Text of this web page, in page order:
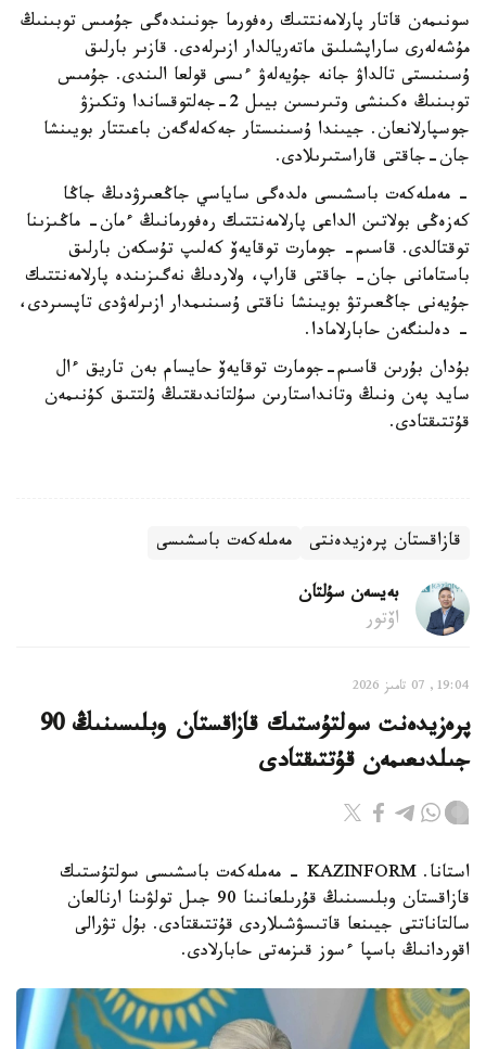
سونىمەن قاتار پارلامەنتتىك رەفورما جونىندەگى جۇمىس توبىنىڭ
مۇشەلەرى ساراپشىلىق ماتەريالدار ازىرلەدى. قازىر بارلىق
ۇسىنىستى تالداۋ جانە جۇيەلەۋ ءىسى قولعا الىندى. جۇمىس
توبىنىڭ ەكىنشى وتىرىسىن بيىل 2-جەلتوقساندا وتكىزۋ
جوسپارلانعان. جيىندا ۇسىنىستار جەكەلەگەن باعىتتار بويىنشا
جان-جاقتى قاراستىرىلادى.
- مەملەكەت باسشىسى ەلدەگى ساياسي جاڭعىرۋدىڭ جاڭا
كەزەڭى بولاتىن الداعى پارلامەنتتىك رەفورمانىڭ ءمان- ماڭىزىنا
توقتالدى. قاسىم- جومارت توقايەۆ كەلىپ تۇسكەن بارلىق
باستامانى جان- جاقتى قاراپ، ولاردىڭ نەگىزىندە پارلامەنتتىك
جۇيەنى جاڭعىرتۋ بويىنشا ناقتى ۇسىنىمدار ازىرلەۋدى تاپسىردى،
- دەلىنگەن حابارلامادا.
بۇدان بۇرىن قاسىم-جومارت توقايەۆ حايسام بەن تاريق ءال
سايد پەن ونىڭ وتانداستارىن سۇلتاندىقتىڭ ۇلتتىق كۇنىمەن
قۇتتىقتادى.
قازاقستان پرەزيدەنتى مەملەكەت باسشىسى
بەيسەن سۇلتان
اۆتور
19:04, 07 تامىز 2026
پرەزيدەنت سولتۇستىك قازاقستان وبلىسىنىڭ 90
جىلدىعىمەن قۇتتىقتادى
استانا. KAZINFORM - مەملەكەت باسشىسى سولتۇستىك
قازاقستان وبلىسىنىڭ قۇرىلعانىنا 90 جىل تولۋىنا ارنالعان
سالتاناتتى جيىنعا قاتىسۋشىلاردى قۇتتىقتادى. بۇل تۋرالى
اقوردانىڭ باسپا ءسوز قىزمەتى حابارلادى.